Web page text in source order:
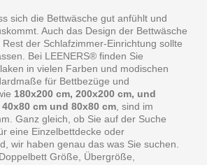
sich die Bettwäsche gut anfühlt und
Auch das Design der Bettwäsche
der Schlafzimmer-Einrichtung sollte
Bei LEENERS® finden Sie
in vielen Farben und modischen
für Bettbezüge und
180x200 cm, 200x200 cm, und
cm und 80x80 cm , sind im
Ganz gleich, ob Sie auf der Suche
eine Einzelbettdecke oder
wir haben genau das was Sie suchen.
Größe, Übergröße,